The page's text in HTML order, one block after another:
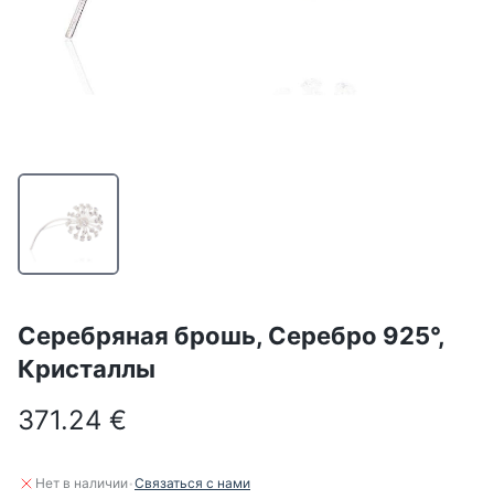
Серебряная брошь, Серебро 925°,
Кристаллы
371.24 €
Нет в наличии·Связаться с нами